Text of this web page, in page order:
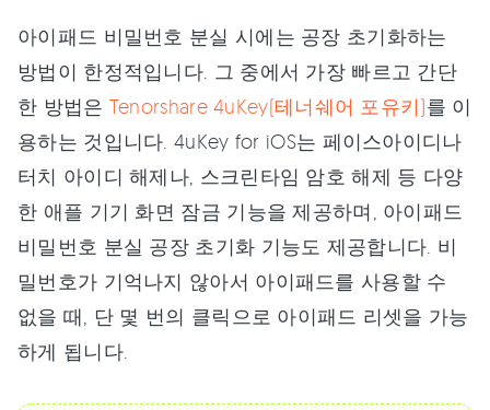
아이패드 비밀번호 분실 시에는 공장 초기화하는
방법이 한정적입니다. 그 중에서 가장 빠르고 간단
한 방법은 Tenorshare 4uKey(테너쉐어 포유키)를 이
용하는 것입니다. 4uKey for iOS는 페이스아이디나
터치 아이디 해제나, 스크린타임 암호 해제 등 다양
한 애플 기기 화면 잠금 기능을 제공하며, 아이패드
비밀번호 분실 공장 초기화 기능도 제공합니다. 비
밀번호가 기억나지 않아서 아이패드를 사용할 수
없을 때, 단 몇 번의 클릭으로 아이패드 리셋을 가능
하게 됩니다.